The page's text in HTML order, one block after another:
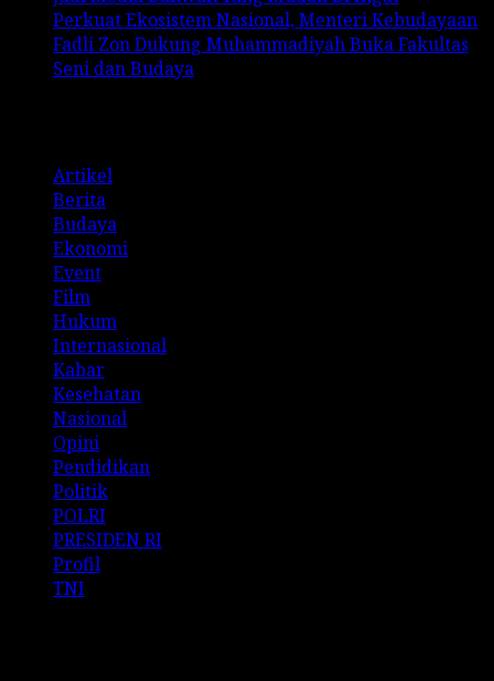
Perkuat Ekosistem Nasional, Menteri Kebudayaan
Fadli Zon Dukung Muhammadiyah Buka Fakultas
Seni dan Budaya
Artikel
Berita
Budaya
Ekonomi
Event
Film
Hukum
Internasional
Kabar
Kesehatan
Nasional
Opini
Pendidikan
Politik
POLRI
PRESIDEN RI
Profil
TNI